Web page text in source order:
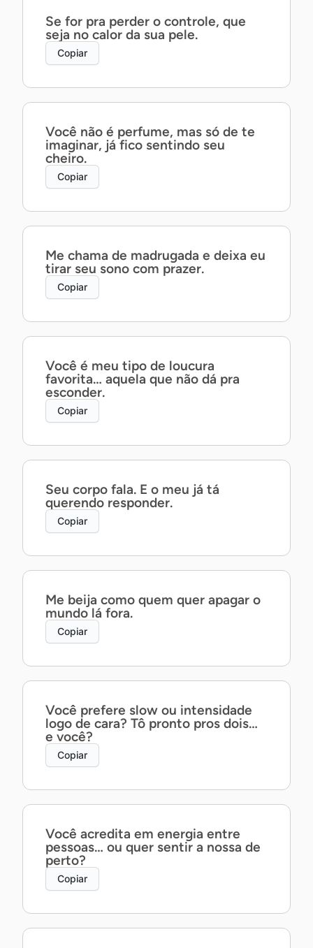
Se for pra perder o controle, que
seja no calor da sua pele.
Copiar
Você não é perfume, mas só de te
imaginar, já fico sentindo seu
cheiro.
Copiar
Me chama de madrugada e deixa eu
tirar seu sono com prazer.
Copiar
Você é meu tipo de loucura
favorita… aquela que não dá pra
esconder.
Copiar
Seu corpo fala. E o meu já tá
querendo responder.
Copiar
Me beija como quem quer apagar o
mundo lá fora.
Copiar
Você prefere slow ou intensidade
logo de cara? Tô pronto pros dois…
e você?
Copiar
Você acredita em energia entre
pessoas… ou quer sentir a nossa de
perto?
Copiar